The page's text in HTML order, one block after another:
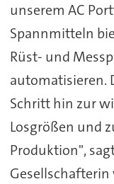
unserem AC
Spannmitteln
Rüst- und
automatisieren.
Schritt hin zur
Losgrößen und
Produktion",